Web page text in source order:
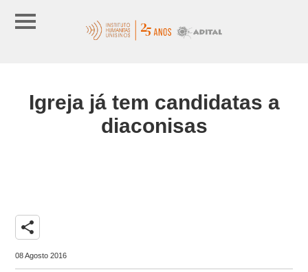
Igreja já tem candidatas a
diaconisas
share
08 Agosto 2016